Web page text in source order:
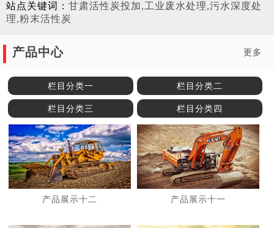
站点关键词： 甘肃活性炭投加,工业废水处理,污水深度处
理,粉末活性炭
产品中心 更多
栏目分类一 栏目分类二
栏目分类三 栏目分类四
产品展示十二 产品展示十一